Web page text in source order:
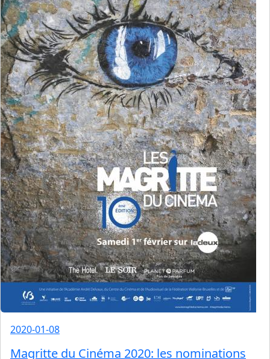
2020-01-08
Magritte du Cinéma 2020: les nominations